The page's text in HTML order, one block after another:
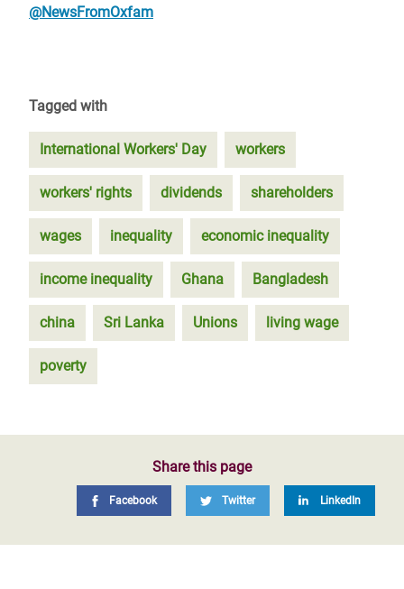
@NewsFromOxfam
Tagged with
International Workers' Day workers
workers' rights dividends shareholders
wages inequality economic inequality
income inequality Ghana Bangladesh
china Sri Lanka Unions living wage
poverty
Share this page
Facebook Twitter LinkedIn